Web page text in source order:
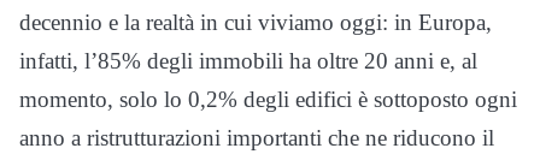
decennio e la realtà in cui viviamo oggi: in Europa,
infatti, l’85% degli immobili ha oltre 20 anni e, al
momento, solo lo 0,2% degli edifici è sottoposto ogni
anno a ristrutturazioni importanti che ne riducono il